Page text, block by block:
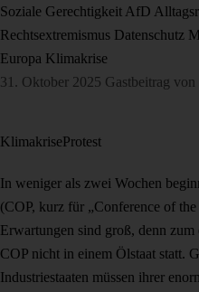
Soziale Gerechtigkeit AfD
Rechtsextremismus Datenschutz
Europa Klimakrise
31. Oktober 2025 Gastbeitrag von
KlimakriseProtest
In weniger als zwei Wochen
(COP, kurz für „Conference of
Erwartungen sind groß, denn
COP nicht in einem Ölstaat statt.
Industriestaaten müssen ihrer